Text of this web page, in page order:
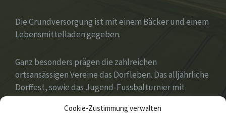
Cookie-Zustimmung verwalten
Die Grundversorgung ist mit einem Bäcker und einem
Lebensmittelladen gegeben.
Ganz besonders prägen die zahlreichen
ortsansässigen Vereine das Dorfleben. Das alljährliche
Dorffest, sowie das Jugend-Fussbalturnier mit
zahlreichen Gastvereinen aus ganz Deutschland
gehören zu den Höhepunkten des Jahres.